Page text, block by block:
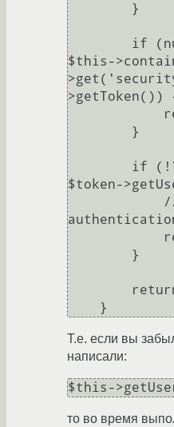
$this-
>getToken())
$token-
Т.е. если вы
написали:
то во время